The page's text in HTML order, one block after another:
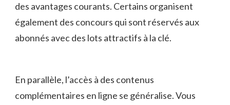
des avantages courants. Certains organisent
également des concours qui sont réservés aux
abonnés avec des lots attractifs à la clé.
En parallèle, l’accès à des contenus
complémentaires en ligne se généralise. Vous